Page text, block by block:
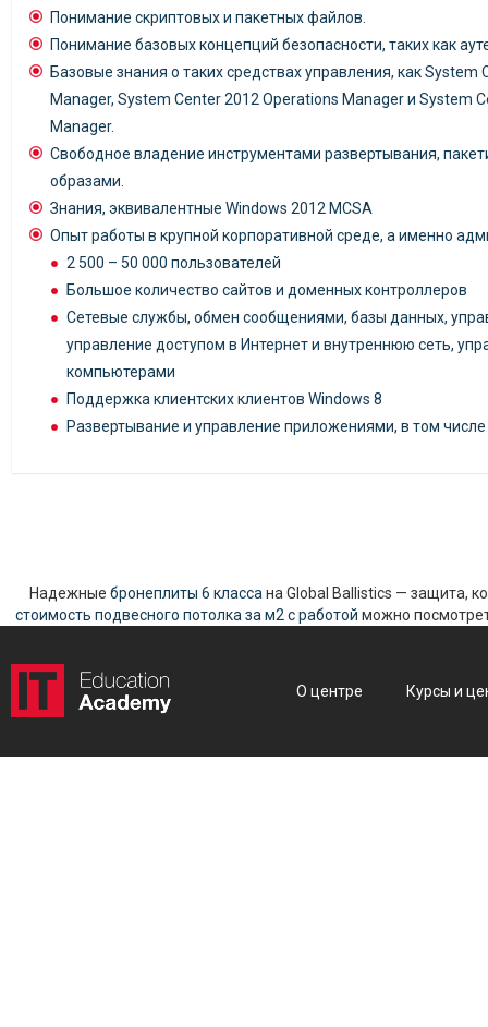
Понимание скриптовых и пакетных файлов.
Понимание базовых концепций безопасности, таких как
Базовые знания о таких средствах управления, как
Manager, System Center 2012 Operations Manager и System
Manager.
Свободное владение инструментами развертывания,
образами.
Знания, эквивалентные Windows 2012 MCSA
Опыт работы в крупной корпоративной среде, а именно
2 500 – 50 000 пользователей
Большое количество сайтов и доменных контроллеров
Сетевые службы, обмен сообщениями, базы данных,
управление доступом в Интернет и внутреннюю сеть,
компьютерами
Поддержка клиентских клиентов Windows 8
Развертывание и управление приложениями, в том
Надежные бронеплиты 6 класса на Global Ballistics — защита,
стоимость подвесного потолка за м2 с работой можно
О центре Курсы и